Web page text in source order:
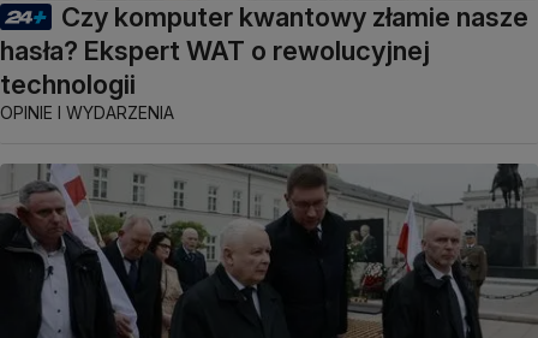
Czy komputer kwantowy złamie nasze
hasła? Ekspert WAT o rewolucyjnej
technologii
OPINIE I WYDARZENIA